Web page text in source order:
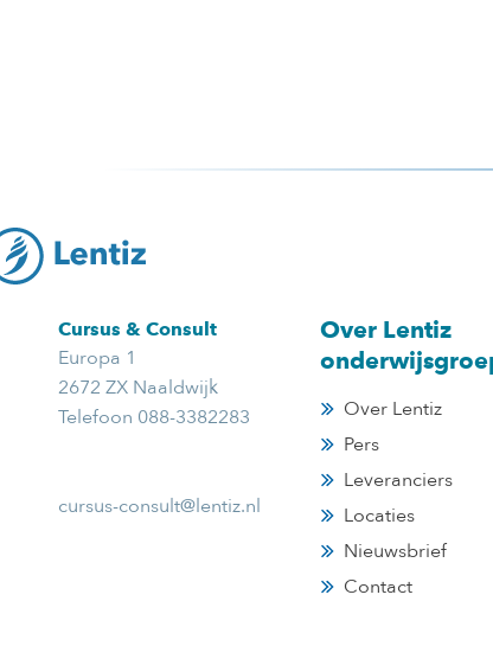
Cursus & Consult
Europa 1
2672 ZX Naaldwijk
Telefoon 088-3382283
cursus-consult@lentiz.nl
Over Lentiz
Over Lentiz
Pers
Leveranciers
Locaties
Nieuwsbrief
Contact